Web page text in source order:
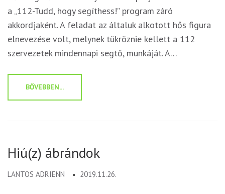
a „112-Tudd, hogy segíthess!” program záró
akkordjaként. A feladat az általuk alkotott hős figura
elnevezése volt, melynek tükröznie kellett a 112
szervezetek mindennapi segtő, munkáját. A…
BŐVEBBEN...
Hiú(z) ábrándok
LANTOS ADRIENN 2019.11.26.